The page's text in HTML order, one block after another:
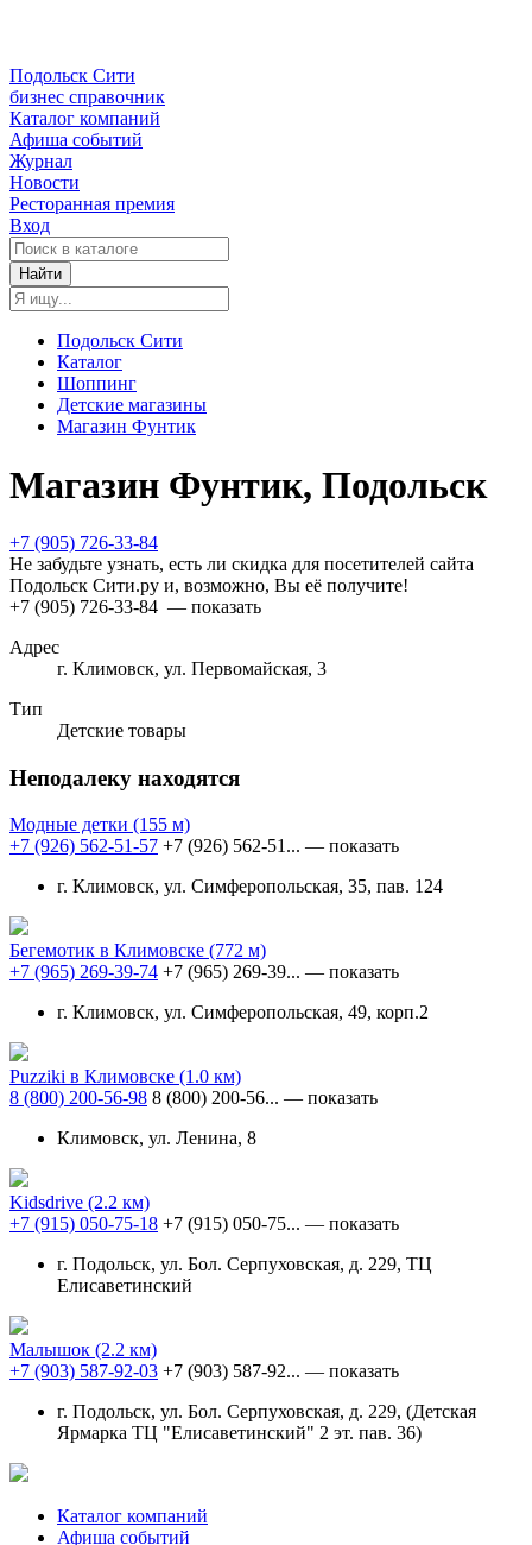
Подольск Сити
бизнес справочник
Каталог компаний
Афиша событий
Журнал
Новости
Ресторанная премия
Вход
Найти
Подольск Сити
Каталог
Шоппинг
Детские магазины
Магазин Фунтик
Магазин Фунтик, Подольск
+7 (905) 726-33-84
Не забудьте узнать, есть ли скидка для посетителей сайта
Подольск Сити.ру и, возможно, Вы её получите!
+7 (905) 726-33-84 — показать
Адрес
г. Климовск, ул. Первомайская, 3
Тип
Детские товары
Неподалеку находятся
Модные детки (155 м)
+7 (926) 562-51-57 +7 (926) 562-51... — показать
г. Климовск, ул. Симферопольская, 35, пав. 124
Бегемотик в Климовске (772 м)
+7 (965) 269-39-74 +7 (965) 269-39... — показать
г. Климовск, ул. Симферопольская, 49, корп.2
Puzziki в Климовске (1.0 км)
8 (800) 200-56-98 8 (800) 200-56... — показать
Климовск, ул. Ленина, 8
Kidsdrive (2.2 км)
+7 (915) 050-75-18 +7 (915) 050-75... — показать
г. Подольск, ул. Бол. Серпуховская, д. 229, ТЦ
Елисаветинский
Малышок (2.2 км)
+7 (903) 587-92-03 +7 (903) 587-92... — показать
г. Подольск, ул. Бол. Серпуховская, д. 229, (Детская
Ярмарка ТЦ "Елисаветинский" 2 эт. пав. 36)
Каталог компаний
Афиша событий